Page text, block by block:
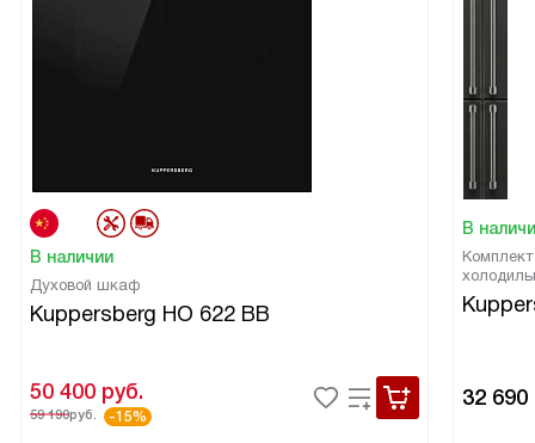
В наличии
Духовой шкаф
Kuppersberg HO 622 BB
50 400 руб.
59 190руб. -15%
В
32 690